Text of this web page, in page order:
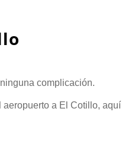
complicación.
a El Cotillo,